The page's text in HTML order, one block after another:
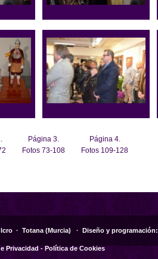
Página 3.
Fotos 73-108
Página 4.
Fotos 109-128
· Totana (Murcia) · Diseño y programación:
Privacidad-Política de Cookies